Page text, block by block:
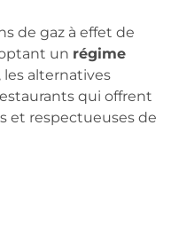
de gaz à effet de
un régime
les alternatives
qui offrent
et respectueuses de